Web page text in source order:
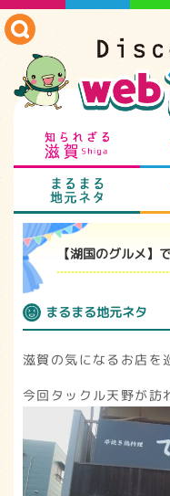
知
ま
【湖国のグルメ】
まるまる地元ネタ
滋賀の気になるお店を
今回タックル天野が訪